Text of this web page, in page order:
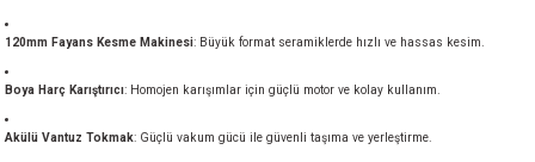
120mm Fayans Kesme Makinesi: Büyük format seramiklerde hızlı ve hassas kesim.
Boya Harç Karıştırıcı: Homojen karışımlar için güçlü motor ve kolay kullanım.
Akülü Vantuz Tokmak: Güçlü vakum gücü ile güvenli taşıma ve yerleştirme.